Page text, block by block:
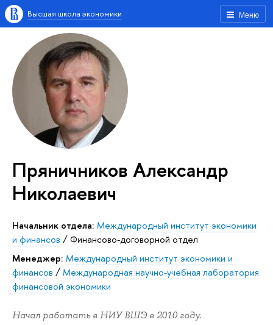
Меню
Высшая школа экономики
Пряничников Александр
Николаевич
Начальник отдела: Международный институт экономики
и финансов /Финансово-договорной отдел
менеджер: Международный институт экономики и
финансов /Международная научно-учебная лаборатория
финансовой экономики
Начал работать в НИУ ВШЭ в 2010 году.